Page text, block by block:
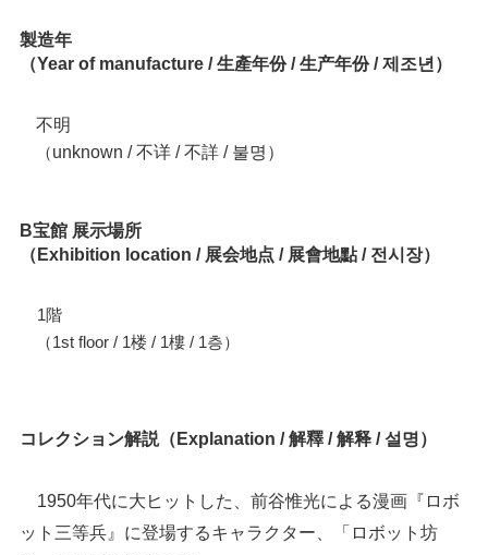
製造年
（Year of manufacture / 生產年份 / 生产年份 / 제조년）
不明
（unknown / 不详 / 不詳 / 불명）
B宝館 展示場所
（Exhibition location / 展会地点 / 展會地點 / 전시장）
1階
（1st floor / 1楼 / 1樓 / 1층）
コレクション解説（Explanation / 解釋 / 解释 / 설명）
1950年代に大ヒットした、前谷惟光による漫画『ロボ
ット三等兵』に登場するキャラクター、「ロボット坊